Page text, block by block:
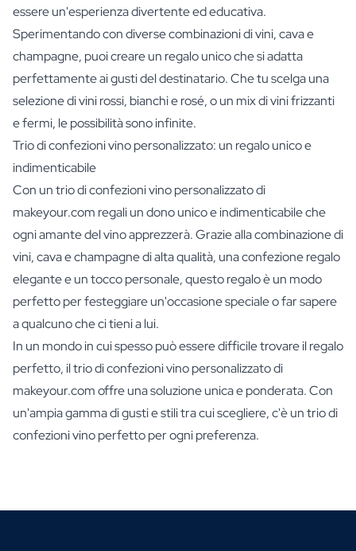
essere un'esperienza divertente ed educativa.
Sperimentando con diverse combinazioni di vini, cava e
champagne, puoi creare un regalo unico che si adatta
perfettamente ai gusti del destinatario. Che tu scelga una
selezione di vini rossi, bianchi e rosé, o un mix di vini frizzanti
e fermi, le possibilità sono infinite.
Trio di confezioni vino personalizzato: un regalo unico e
indimenticabile
Con un trio di confezioni vino personalizzato di
makeyour.com regali un dono unico e indimenticabile che
ogni amante del vino apprezzerà. Grazie alla combinazione di
vini, cava e champagne di alta qualità, una confezione regalo
elegante e un tocco personale, questo regalo è un modo
perfetto per festeggiare un'occasione speciale o far sapere
a qualcuno che ci tieni a lui.
In un mondo in cui spesso può essere difficile trovare il regalo
perfetto, il trio di confezioni vino personalizzato di
makeyour.com offre una soluzione unica e ponderata. Con
un'ampia gamma di gusti e stili tra cui scegliere, c'è un trio di
confezioni vino perfetto per ogni preferenza.